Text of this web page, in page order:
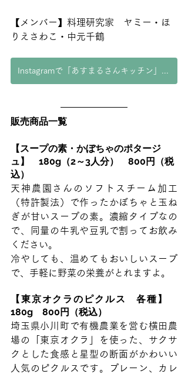
【メンバー】料理研究家　ヤミー・ほ
りえさわこ・中元千鶴
Instagramで「あすまるさんキッチン」の最新情報をチェック
販売商品一覧
【スープの素・かぼちゃのポタージ
ュ】　180g（2～3人分）　800円（税
込）
天神農園さんのソフトスチーム加工
（特許製法）で作ったかぼちゃと玉ね
ぎが甘いスープの素。濃縮タイプなの
で、同量の牛乳や豆乳で割ってお飲み
ください。
冷やしても、温めてもおいしいスープ
で、手軽に野菜の栄養がとれますよ。
【東京オクラのピクルス　各種】
180g　800円（税込）
埼玉県小川町で有機農業を営む横田農
場の「東京オクラ」を使った、サクサ
クとした食感と星型の断面がかわいい
人気のピクルスです。プレーン、カレ